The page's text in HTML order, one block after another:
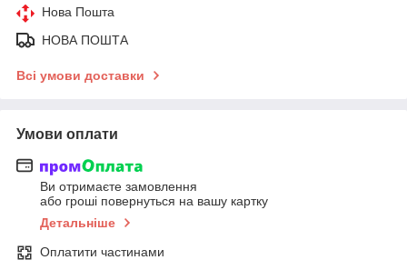
Нова Пошта
НОВА ПОШТА
Всі умови доставки
Умови оплати
Ви отримаєте замовлення
або гроші повернуться на вашу картку
Детальніше
Оплатити частинами